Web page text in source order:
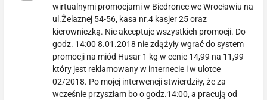
wirtualnymi promocjami w Biedronce we Wrocławiu na
ul.Żelaznej 54-56, kasa nr.4 kasjer 25 oraz
kierowniczką. Nie akceptuje wszystkich promocji. Do
godz. 14:00 8.01.2018 nie zdążyły wgrać do system
promocji na miód Husar 1 kg w cenie 14,99 na 11,99
który jest reklamowany w internecie i w ulotce
02/2018. Po mojej interwencji stwierdziły, że za
wcześnie przyszłam bo o godz.14:00, a pracują od